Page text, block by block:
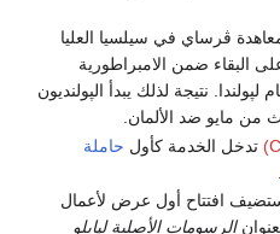
ڤرساي في سيلسيا العليا
يصوتون على البقاء ضمن الامبراطورية
الانضمام لپولندا. نتيجة لذلك يبدأ الپولنديون
من مايو ضد الألمان.
تدخل الخدمة كأول حاملة
افتتاح أول عرض لأعمال
الرسومات الأصلية لپابلو